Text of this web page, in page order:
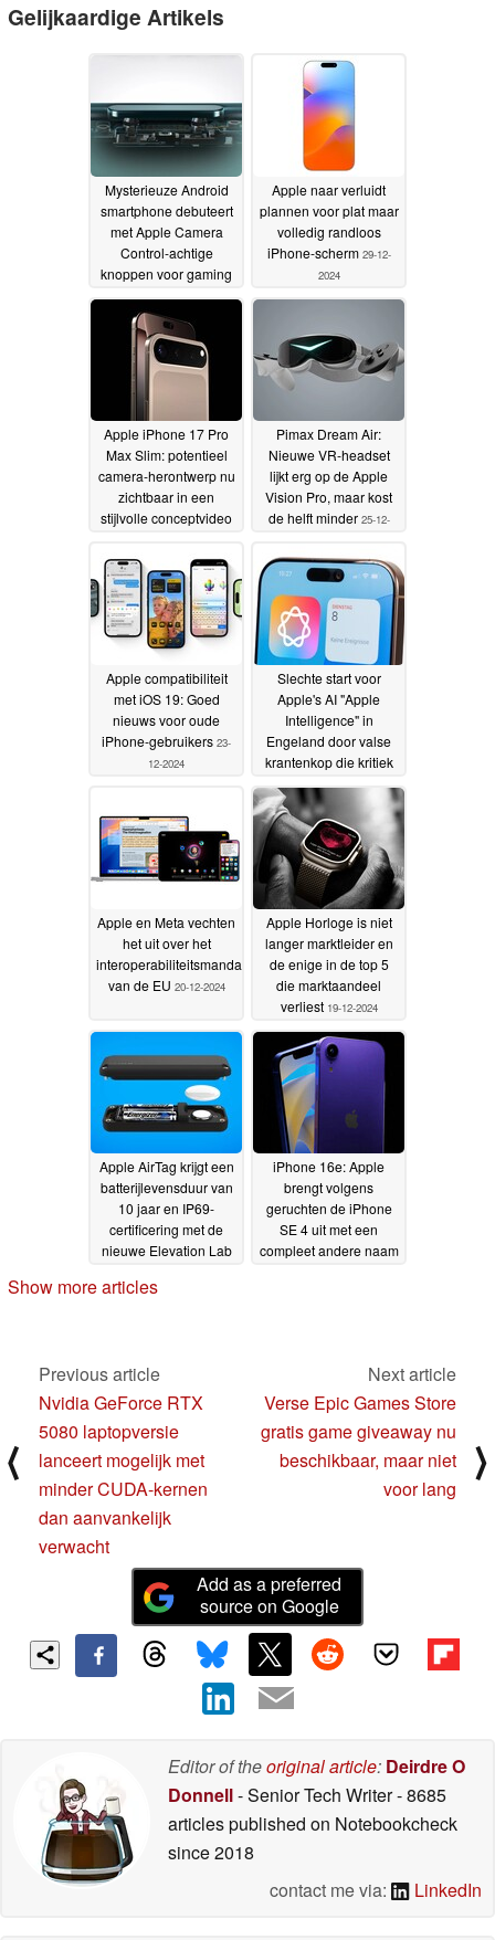
Gelijkaardige Artikels
Mysterieuze Android
smartphone debuteert
met Apple Camera
Control-achtige
knoppen voor gaming
29-12-2024
Apple naar verluidt
plannen voor plat maar
volledig randloos
iPhone-scherm 29-12-
2024
Apple iPhone 17 Pro
Max Slim: potentieel
camera-herontwerp nu
zichtbaar in een
stijlvolle conceptvideo
Pimax Dream Air:
Nieuwe VR-headset
lijkt erg op de Apple
Vision Pro, maar kost
de helft minder 25-12-
Apple compatibiliteit
met iOS 19: Goed
nieuws voor oude
iPhone-gebruikers 23-
12-2024
Slechte start voor
Apple's AI "Apple
Intelligence" in
Engeland door valse
krantenkop die kritiek
krijgt van Journalisten
zonder Grenzen
21-12-
2024
Apple en Meta vechten
het uit over het
interoperabiliteitsmandaat
van de EU 20-12-2024
Apple Horloge is niet
langer marktleider en
de enige in de top 5
die marktaandeel
verliest 19-12-2024
Apple AirTag krijgt een
batterijlevensduur van
10 jaar en IP69-
certificering met de
nieuwe Elevation Lab
iPhone 16e: Apple
brengt volgens
geruchten de iPhone
SE 4 uit met een
compleet andere naam
Show more articles
⟨
Previous article
Nvidia GeForce RTX
5080 laptopversie
lanceert mogelijk met
minder CUDA-kernen
dan aanvankelijk
verwacht
Next article
Verse Epic Games Store
gratis game giveaway nu
beschikbaar, maar niet
voor lang
⟩
Add as a preferred
source on Google
Editor of theoriginal article: Deirdre O
Donnell- Senior Tech Writer- 8685
articles published on Notebookcheck
since 2018
contact me via:
LinkedIn